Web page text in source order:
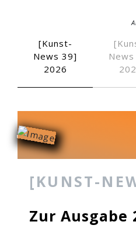
[Kunst-
News 39]
2026
[KUNST-
Zur Ausgabe